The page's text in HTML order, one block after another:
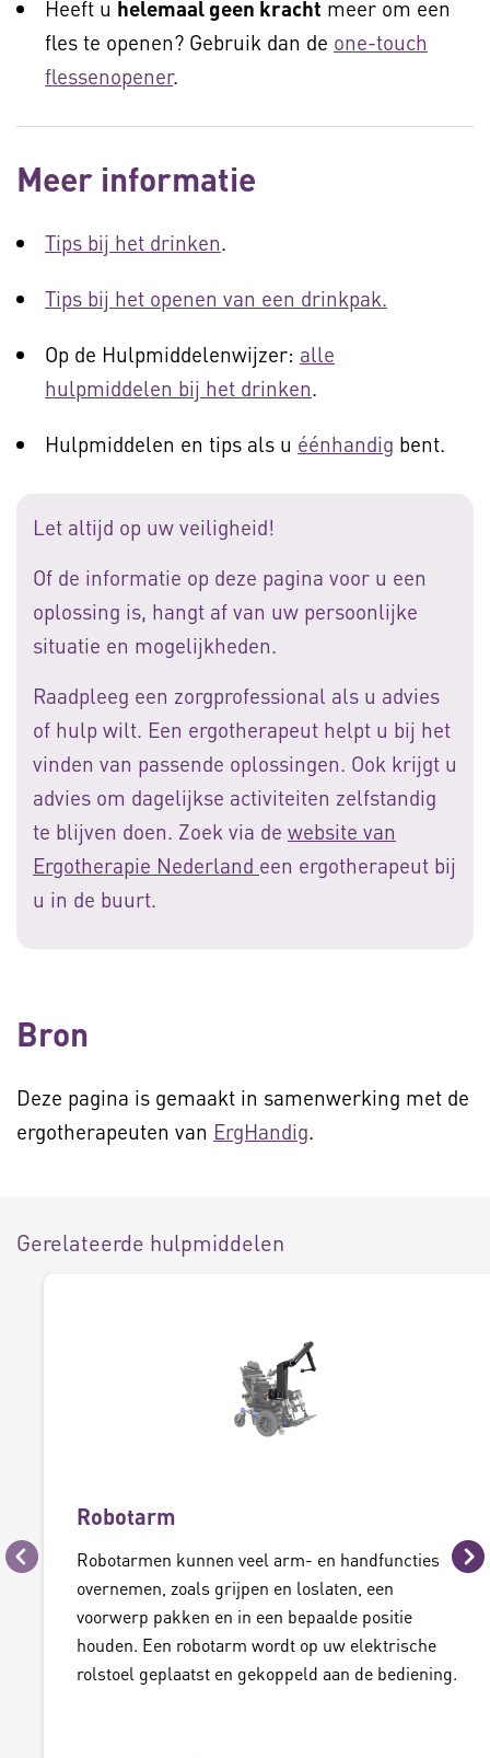
Heeft u helemaal geen kracht meer om een
fles te openen? Gebruik dan de one-touch
flessenopener.
Meer informatie
Tips bij het drinken.
Tips bij het openen van een drinkpak.
Op de Hulpmiddelenwijzer: alle
hulpmiddelen bij het drinken.
Hulpmiddelen en tips als u éénhandig bent.
Let altijd op uw veiligheid!
Of de informatie op deze pagina voor u een
oplossing is, hangt af van uw persoonlijke
situatie en mogelijkheden.
Raadpleeg een zorgprofessional als u advies
of hulp wilt. Een ergotherapeut helpt u bij het
vinden van passende oplossingen. Ook krijgt u
advies om dagelijkse activiteiten zelfstandig
te blijven doen. Zoek via de website van
Ergotherapie Nederland een ergotherapeut bij
u in de buurt.
Bron
Deze pagina is gemaakt in samenwerking met de
ergotherapeuten van ErgHandig.
Gerelateerde hulpmiddelen
Vorige
Robotarm
Robotarmen kunnen veel arm- en handfuncties
overnemen, zoals grijpen en loslaten, een
voorwerp pakken en in een bepaalde positie
houden. Een robotarm wordt op uw elektrische
rolstoel geplaatst en gekoppeld aan de bediening.